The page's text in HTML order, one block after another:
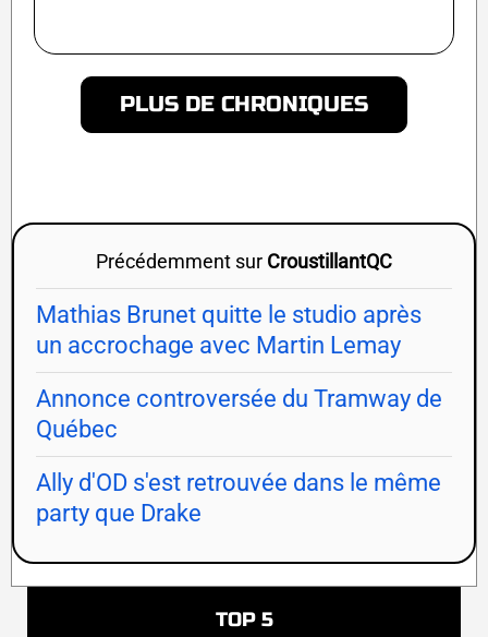
PLUS DE CHRONIQUES
Précédemment sur CroustillantQC
Mathias Brunet quitte le studio après
un accrochage avec Martin Lemay
Annonce controversée du Tramway de
Québec
Ally d'OD s'est retrouvée dans le même
party que Drake
TOP 5